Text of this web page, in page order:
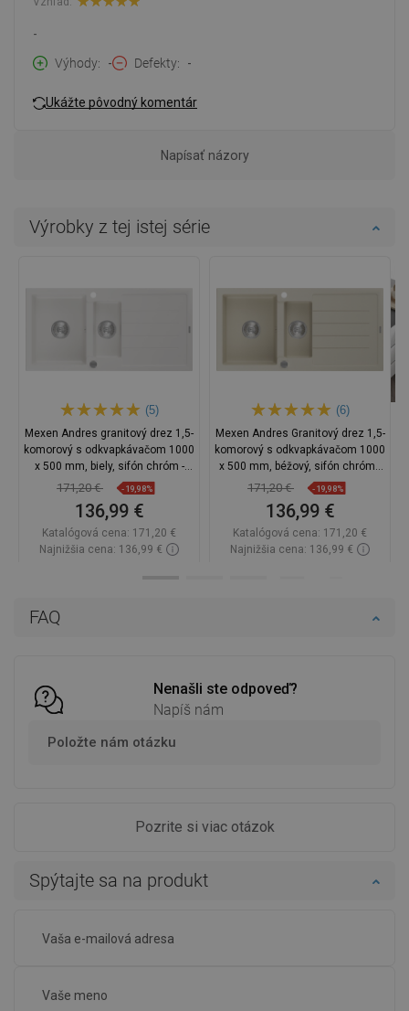
FAQ
Nenašli ste odpoveď?
Napíš nám
Položte nám otázku
Pozrite si viac otázok
-
Výhody
- Defekty -
Ukážte pôvodný komentár
Napísať názory
Spýtajte sa na produkt
Výrobky z tej istej série
(5)
Mexen Andres granitový drez 1,5-
komorový s odkvapkávačom 1000
x 500 mm, biely, sifón chróm -
6515101510-20
171,20 € -19,98%
136,99 €
Katalógová cena: 171,20 €
Najnižšia cena: 136,99 €
(6)
Mexen Andres Granitový drez 1,5-
komorový s odkvapkávačom 1000
x 500 mm, béžový, sifón chróm -
6515101510-69
171,20 € -19,98%
136,99 €
Katalógová cena: 171,20 €
Najnižšia cena: 136,99 €